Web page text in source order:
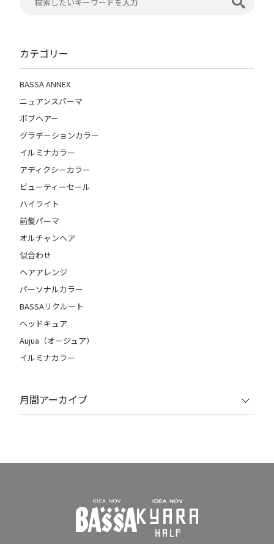
カテゴリー
BASSA ANNEX
ニュアンスパーマ
ボブヘアー
グラデーションカラー
イルミナカラー
アディクシーカラー
ビューティーセール
ハイライト
前髪パーマ
オルチャンヘア
似合わせ
ヘアアレンジ
パーソナルカラー
BASSAリクルート
ヘッドキュア
Aujua（オージュア）
イルミナカラー
月間アーカイブ